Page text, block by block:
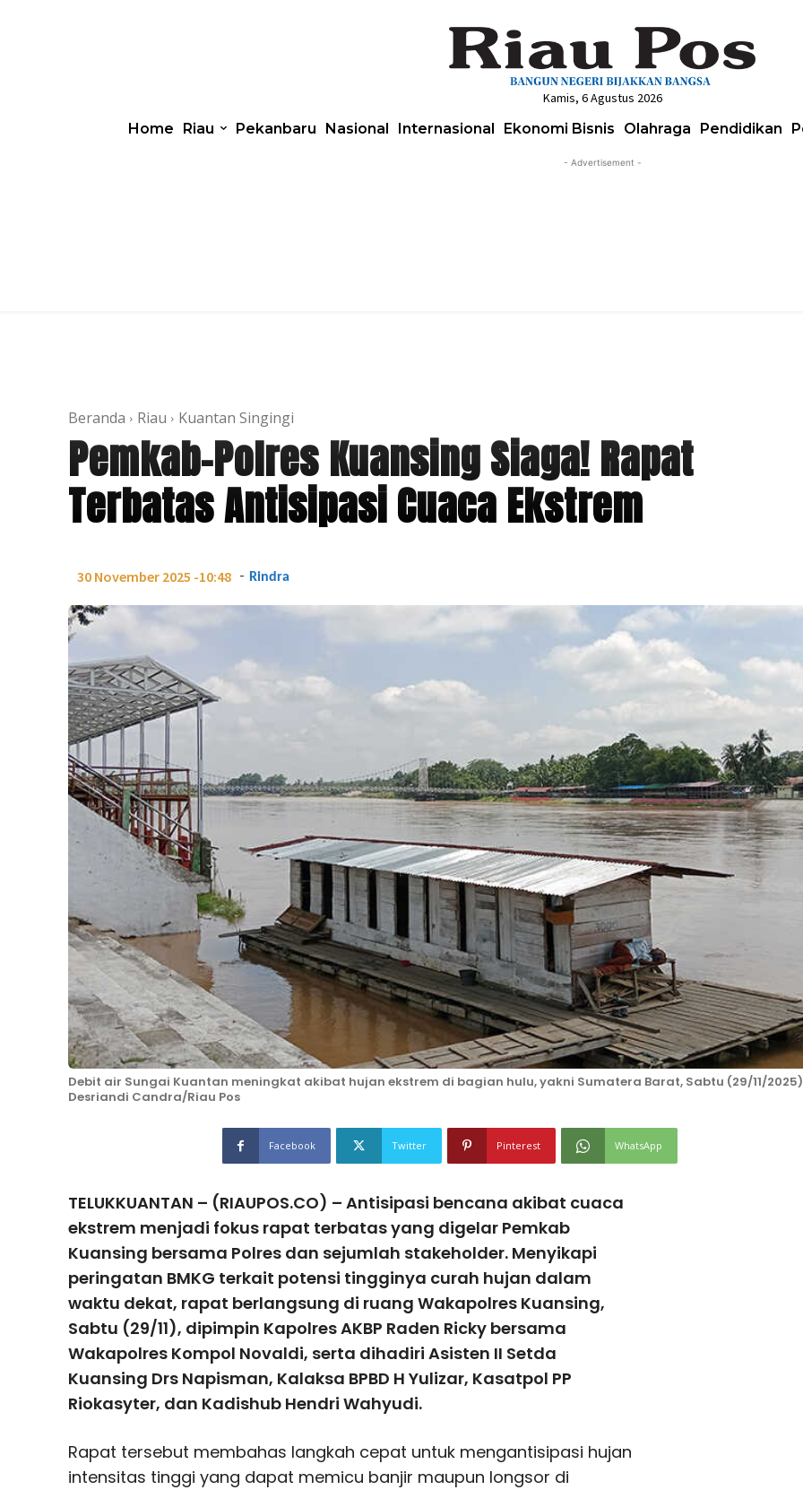
Kamis, 6 Agustus 2026
Home Riau Pekanbaru Nasional Internasional Ekonomi Bisnis Olahraga Pendidikan
- Advertisement -
Beranda Riau Kuantan Singingi
Pemkab–Polres Kuansing Siaga! Rapat
Terbatas Antisipasi Cuaca Ekstrem
30 November 2025 -10:48 - Rindra
Debit air Sungai Kuantan meningkat akibat hujan ekstrem di bagian hulu, yakni Sumatera Barat, Sabtu (29/11/
Desriandi Candra/Riau Pos
Facebook Twitter Pinterest WhatsApp
TELUKKUANTAN – (RIAUPOS.CO) – Antisipasi bencana akibat cuaca
ekstrem menjadi fokus rapat terbatas yang digelar Pemkab
Kuansing bersama Polres dan sejumlah stakeholder. Menyikapi
peringatan BMKG terkait potensi tingginya curah hujan dalam
waktu dekat, rapat berlangsung di ruang Wakapolres Kuansing,
Sabtu (29/11), dipimpin Kapolres AKBP Raden Ricky bersama
Wakapolres Kompol Novaldi, serta dihadiri Asisten II Setda
Kuansing Drs Napisman, Kalaksa BPBD H Yulizar, Kasatpol PP
Riokasyter, dan Kadishub Hendri Wahyudi.
Rapat tersebut membahas langkah cepat untuk mengantisipasi hujan
intensitas tinggi yang dapat memicu banjir maupun longsor di